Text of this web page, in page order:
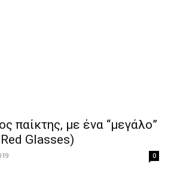
παίκτης, με ένα “μεγάλο”
Glasses)
0